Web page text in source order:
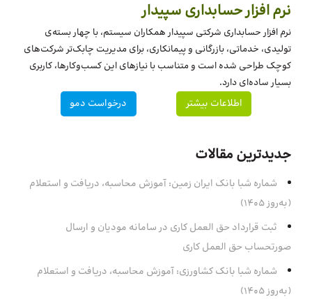
نرم افزار حسابداری سپیدار
نرم افزار حسابداری شرکتی سپیدار همکاران سیستم، با چهار بسته‌‌ی
تولیدی، خدماتی، بازرگانی و پیمانکاری، برای مدیریت چابک‌تر شرکت‌های
کوچک طراحی شده است و متناسب با نیازهای این کسب‌وکارها، کاربری
بسیار ساده‌ای دارد.
اطلاعات بیشتر
درخواست دمو
جدیدترین مقالات
شماره شبا بانک ایران زمین: آموزش محاسبه، دریافت و استعلام
(به‌روز ۱۴۰۵)
ثبت قرارداد حق العمل کاری در سامانه مودیان و ارسال
صورتحساب حق العمل کاری
شماره شبا بانک کشاورزی: آموزش محاسبه، دریافت و استعلام
(به‌روز ۱۴۰۵)